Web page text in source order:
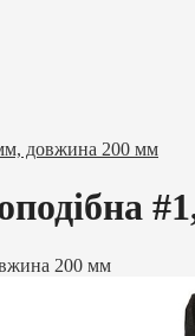
довжина 200 мм
200 мм